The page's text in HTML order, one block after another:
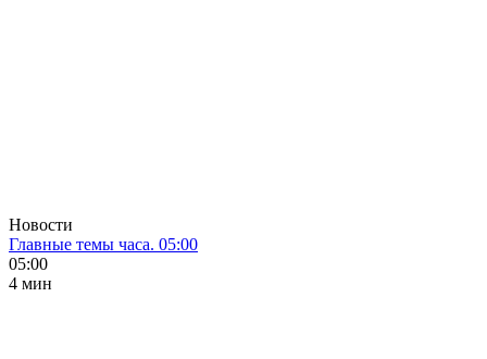
Новости
Главные темы часа. 05:00
05:00
4 мин